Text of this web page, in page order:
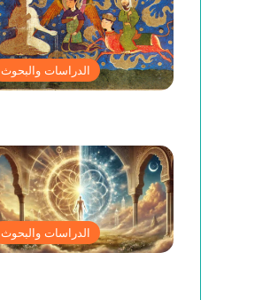
الدراسات والبحوث
الدراسات والبحوث